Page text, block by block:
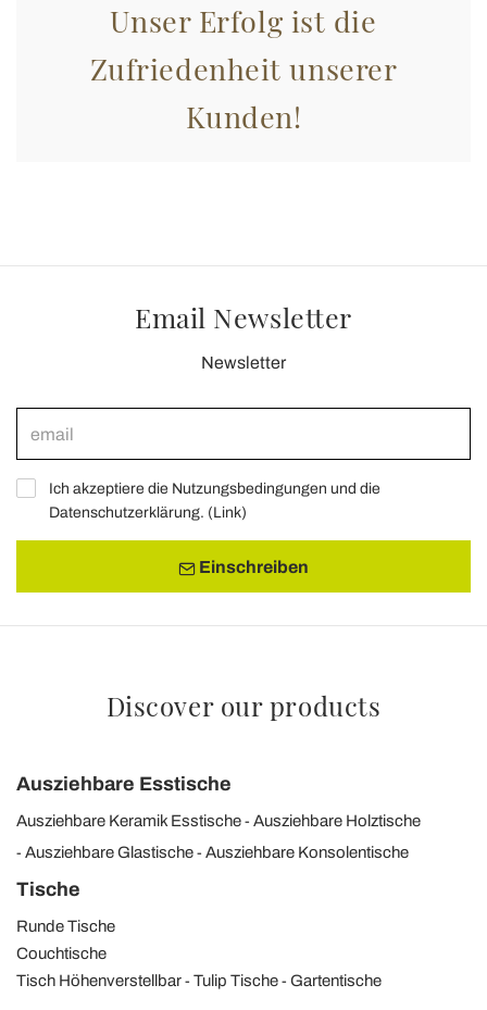
Unser Erfolg ist die
Zufriedenheit unserer
Kunden!
Email Newsletter
Newsletter
Ich akzeptiere die Nutzungsbedingungen und die
Datenschutzerklärung. (Link)
Einschreiben
Discover our products
Ausziehbare Esstische
Ausziehbare Keramik Esstische
Ausziehbare Holztische
Ausziehbare Glastische
Ausziehbare Konsolentische
Tische
Runde Tische
Couchtische
Tisch Höhenverstellbar
Tulip Tische Gartentische